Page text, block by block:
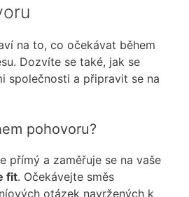
na to, co očekávat během
Dozvíte se také, jak se
společnosti a připravit se na
pohovoru?
přímý a zaměřuje se na vaše
fit. Očekávejte směs
otázek navržených k